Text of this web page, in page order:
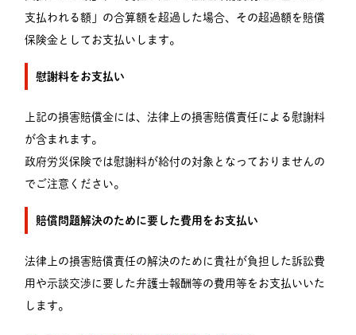
支払われる額」の合算額を超過した場合、その超過額を賠償
保険金としてお支払いします。
慰謝料をお支払い
上記の損害賠償金には、法律上の損害賠償責任による慰謝料
が含まれます。
政府労災保険では慰謝料が給付の対象となっておりませんの
でご注意ください。
賠償問題解決のために要した費用をお支払い
法律上の損害賠償責任の解決のために貴社が負担した訴訟費
用や示談交渉に要した弁護士報酬等の費用等をお支払いいた
します。